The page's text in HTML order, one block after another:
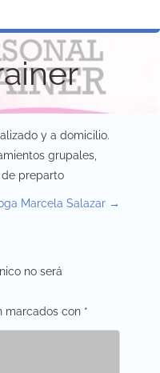
y a domicilio.
grupales,
de preparto
Marcela Salazar →
no será
marcados con *